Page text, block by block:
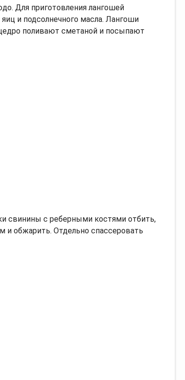
Для приготовления лангошей
и подсолнечного масла. Лангоши
поливают сметаной и посыпают
свинины с реберными костями отбить,
и обжарить. Отдельно спассеровать